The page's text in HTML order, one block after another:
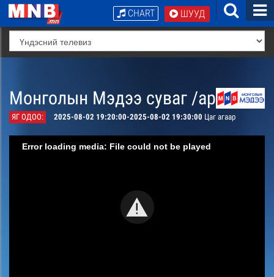
ШУУД
CHART
Монголын Мэдээ суваг /архив/
ЯГ ОДОО: 2025-08-02 19:20:00-2025-08-02 19:30:00 Цаг агаар
Error loading media: File could not be played